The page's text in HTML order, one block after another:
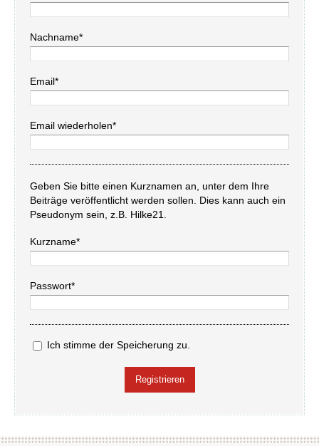
Nachname*
Email*
Email wiederholen*
Geben Sie bitte einen Kurznamen an, unter dem Ihre
Beiträge veröffentlicht werden sollen. Dies kann auch ein
Pseudonym sein, z.B. Hilke21.
Kurzname*
Passwort*
Ich stimme der Speicherung zu.